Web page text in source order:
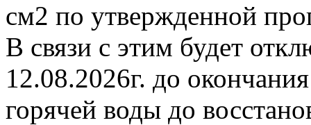
см2 по утвержденной
В связи с этим будет
12.08.2026г. до
горячей воды до